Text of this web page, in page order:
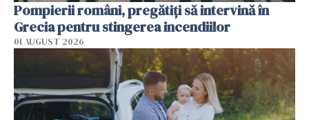
Pompierii români, pregătiţi să intervină în
Grecia pentru stingerea incendiilor
01 AUGUST 2026